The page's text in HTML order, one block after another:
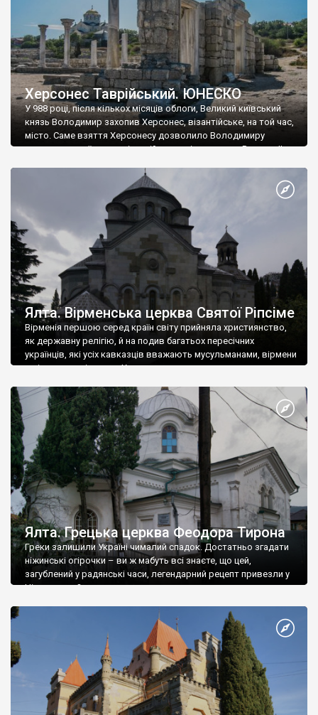
Херсонес Таврійський. ЮНЕСКО
У 988 році, після кількох місяців облоги, Великий київський
князь Володимир захопив Херсонес, візантійське, на той час,
місто. Саме взяття Херсонесу дозволило Володимиру
диктувати свої умови візантійському імператору Василю ІІ, та
Херсонесі Володимир-язичник, став Василем-християнином.
А потім було Хрещення Русі. На честь Херсонесу Таврійського
Ялта. Вірменська церква Святої Ріпсіме
Вірменія першою серед країн світу прийняла християнство,
як державну релігію, й на подив багатьох пересічних
українців, які усіх кавказців вважають мусульманами, вірмени
є відданими вірянами Христа
Ялта. Грецька церква Феодора Тирона
Греки залишили Україні чималий спадок. Достатньо згадати
ніжинські огірочки – ви ж мабуть всі знаєте, що цей,
загублений у радянські часи, легендарний рецепт привезли у
Ніжин греки?